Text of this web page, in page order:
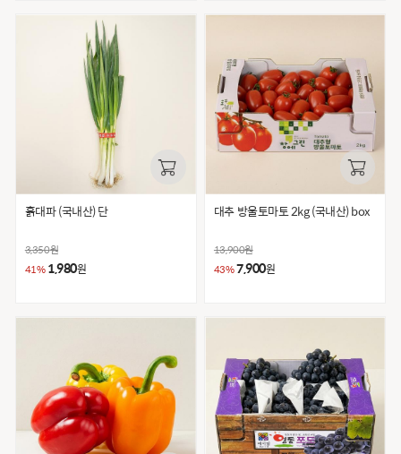
흙대파 (국내산) 단
3,350원
41% 1,980원
대추 방울토마토 2kg (국내산) box
13,900원
43%7,900원